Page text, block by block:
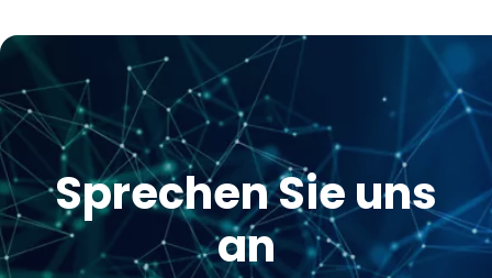
Sprechen Sie uns
an